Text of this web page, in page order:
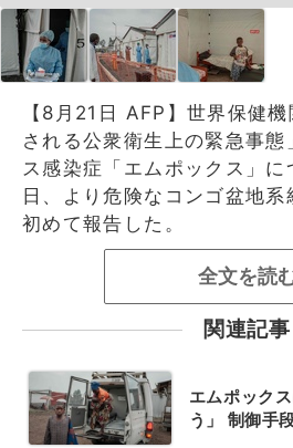
【8月21日 AFP】世界保健
される公衆衛生上の緊急事
ス感染症「エムポックス」に
日、より危険なコンゴ盆地
初めて報告した。
全文を読
関連記事
エムポック
う」 制御手